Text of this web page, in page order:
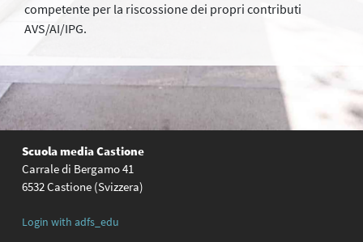
competente per la riscossione dei propri contributi
AVS/AI/IPG.
Scuola media Castione
Carrale di Bergamo 41
6532 Castione (Svizzera)
Login with adfs_edu